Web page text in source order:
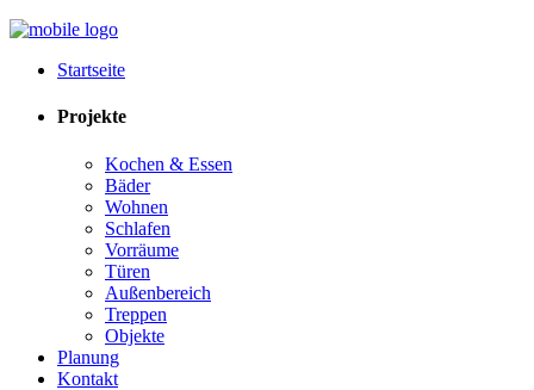
Startseite
Projekte
Kochen & Essen
Bäder
Wohnen
Schlafen
Vorräume
Türen
Außenbereich
Treppen
Objekte
Planung
Kontakt